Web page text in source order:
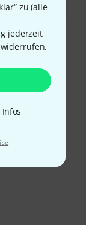
zu (alle
jederzeit
bezahlen,